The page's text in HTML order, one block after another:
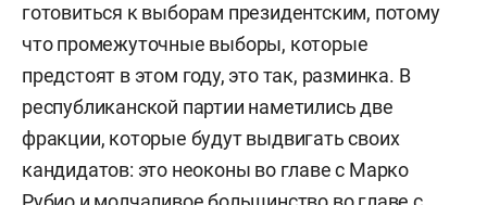
готовиться к выборам президентским, потому
что промежуточные выборы, которые
предстоят в этом году, это так, разминка. В
республиканской партии наметились две
фракции, которые будут выдвигать своих
кандидатов: это неоконы во главе с Марко